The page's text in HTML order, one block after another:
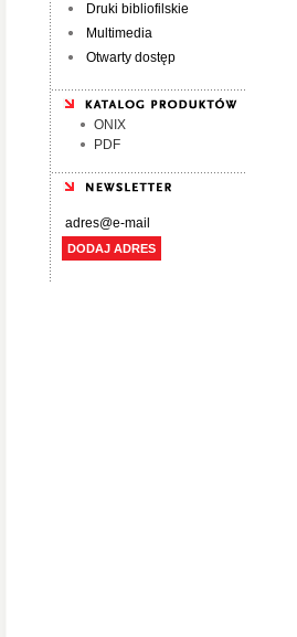
Druki bibliofilskie
Multimedia
Otwarty dostęp
ONIX
PDF
DODAJ ADRES